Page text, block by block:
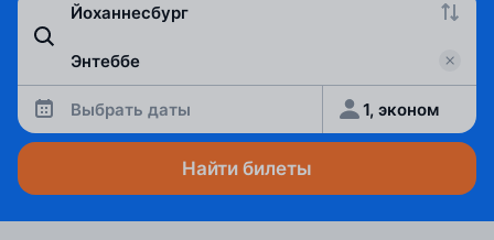
Выбрать даты 1, эконом
Найти билеты